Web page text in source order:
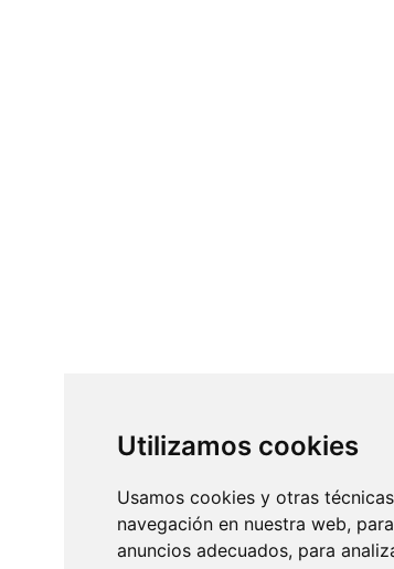
Utilizamos cookies
Usamos cookies y otras
navegación en nuestra web,
anuncios adecuados, para